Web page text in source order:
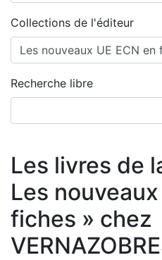
Collections de l'éditeur
Recherche libre
Les livres de
Les nouveaux
fiches » chez